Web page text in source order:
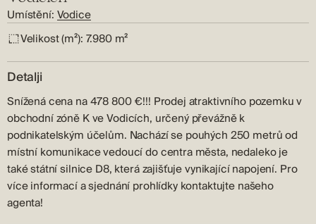
Umístění: Vodice
Velikost (m²): 7.980 m²
Detalji
Snížená cena na 478 800 €!!! Prodej atraktivního pozemku v
obchodní zóně K ve Vodicích, určený převážně k
podnikatelským účelům. Nachází se pouhých 250 metrů od
místní komunikace vedoucí do centra města, nedaleko je
také státní silnice D8, která zajišťuje vynikající napojení. Pro
více informací a sjednání prohlídky kontaktujte našeho
agenta!